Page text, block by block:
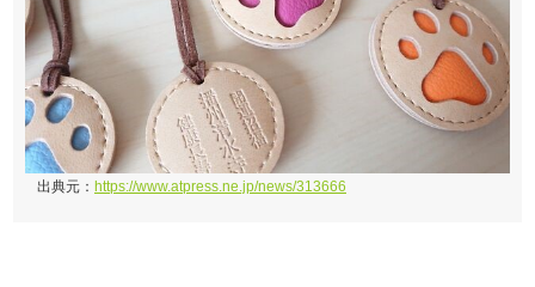
出典元： https://www.atpress.ne.jp/news/313666